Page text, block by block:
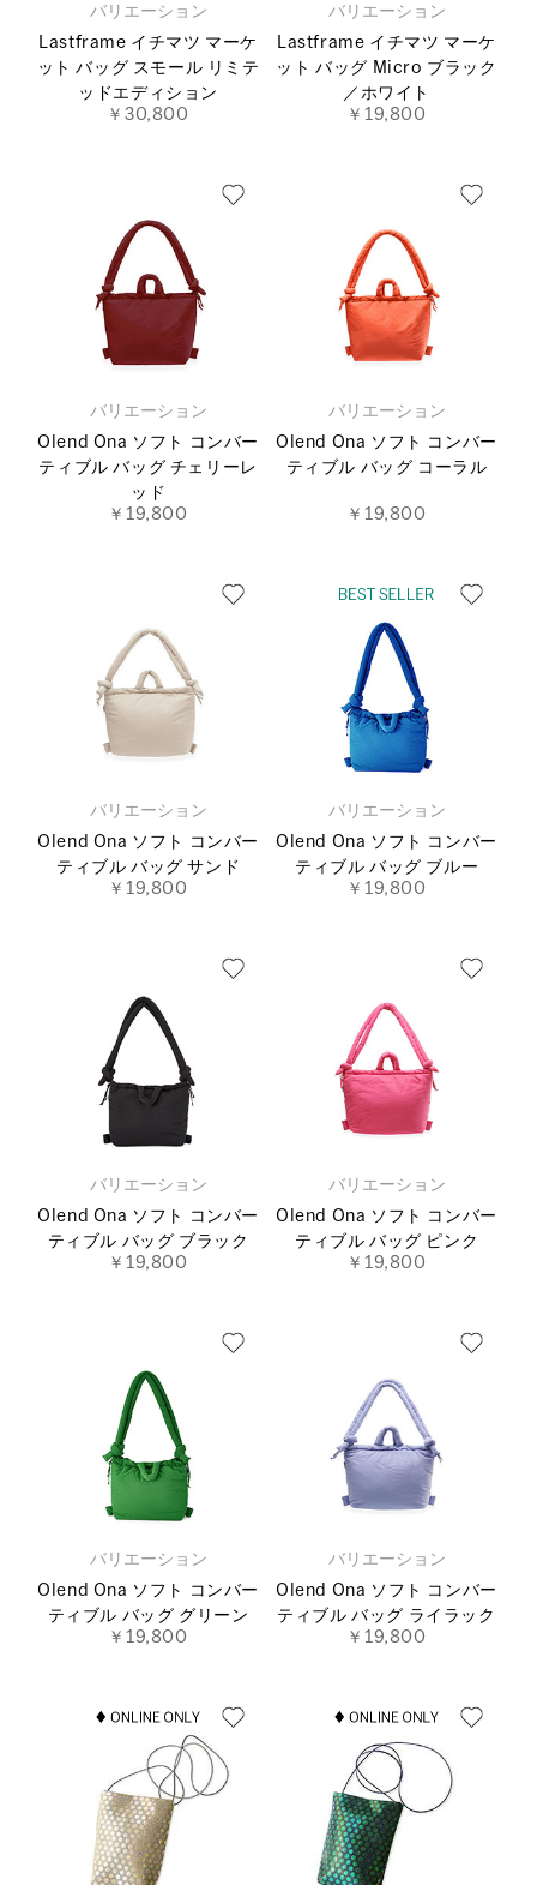
バリエーション
Lastframe イチマツ マーケ
ット バッグ スモール リミテ
ッドエディション
￥30,800
バリエーション
Lastframe イチマツ マーケ
ット バッグ Micro ブラック
／ホワイト
￥19,800
バリエーション
Olend Ona ソフト コンバー
ティブル バッグ チェリーレ
ッド
￥19,800
バリエーション
Olend Ona ソフト コンバー
ティブル バッグ コーラル
￥19,800
バリエーション
Olend Ona ソフト コンバー
ティブル バッグ サンド
￥19,800
バリエーション
Olend Ona ソフト コンバー
ティブル バッグ ブルー
￥19,800
バリエーション
Olend Ona ソフト コンバー
ティブル バッグ ブラック
￥19,800
バリエーション
Olend Ona ソフト コンバー
ティブル バッグ ピンク
￥19,800
バリエーション
Olend Ona ソフト コンバー
ティブル バッグ グリーン
￥19,800
バリエーション
Olend Ona ソフト コンバー
ティブル バッグ ライラック
￥19,800